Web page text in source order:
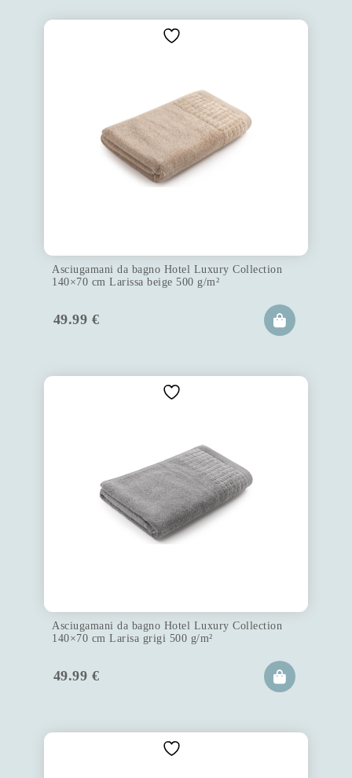
Asciugamani da bagno Hotel Luxury Collection
140×70 cm Larissa beige 500 g/m²
49.99 €
Asciugamani da bagno Hotel Luxury Collection
140×70 cm Larisa grigi 500 g/m²
49.99 €